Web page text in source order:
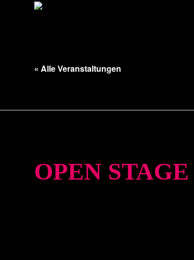
« Alle Veranstaltungen
OPEN